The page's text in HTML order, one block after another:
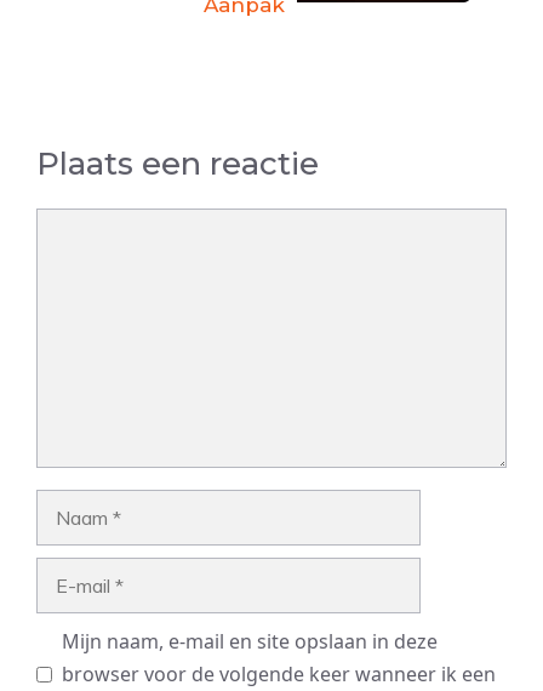
Plaats een reactie
Mijn naam, e-mail en site opslaan in deze
browser voor de volgende keer wanneer ik een